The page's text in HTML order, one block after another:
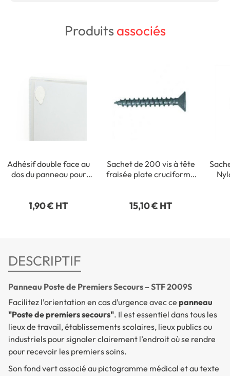
Produitsassociés
Adhésif double face au
dos du panneau pour
1,90 € HT
Sachet de 200 vis à tête
fraisée plate cruciforme
15,10 € HT
DESCRIPTIF
Panneau Poste de Premiers Secours – STF 2009S
Facilitez l’orientation en cas d’urgence avec ce panneau
"Poste de premiers secours". Il est essentiel dans tous les
lieux de travail, établissements scolaires, lieux publics ou
industriels pour signaler clairement l’endroit où se rendre
pour recevoir les premiers soins.
Son fond vert associé au pictogramme médical et au texte